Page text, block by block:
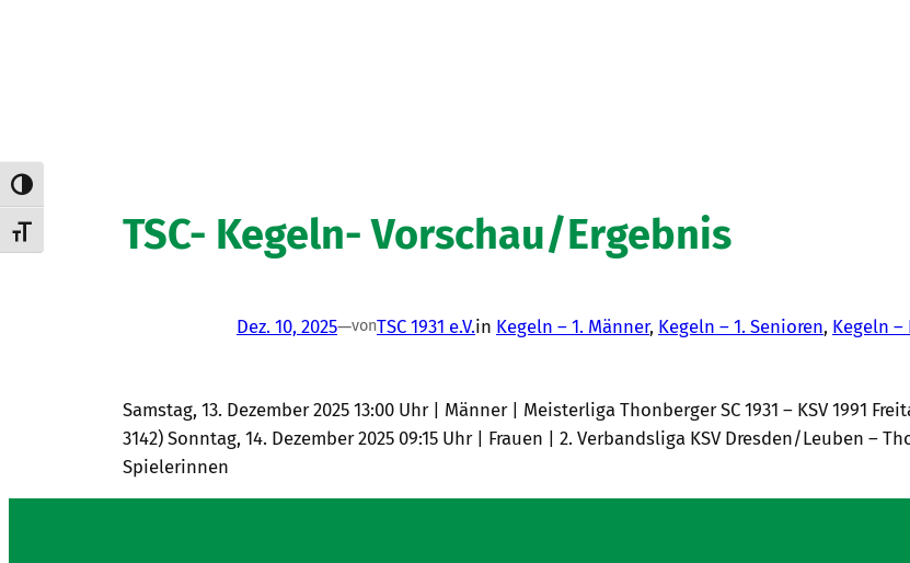
Umschalten auf hohe Kontraste
Schrift vergrößernTSC- Kegeln- Vorschau/Ergebnis
Dez. 10, 2025—vonTSC 1931 e.V.in Kegeln – 1. Männer, Kegeln – 1. Senioren, Kegeln –
Samstag, 13. Dezember 2025 13:00 Uhr | Männer | Meisterliga Thonberger SC 1931 – KSV 1991
3142) Sonntag, 14. Dezember 2025 09:15 Uhr | Frauen | 2. Verbandsliga KSV Dresden/Leuben –
Spielerinnen